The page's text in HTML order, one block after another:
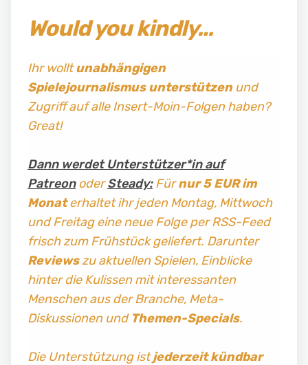
Would you kindly…
Ihr wolltunabhängigen
Spielejournalismus unterstützenund
Zugriff auf alle Insert-Moin-Folgen haben?
Great!
Dann werdet Unterstützer*in auf
PatreonoderSteady:Fürnur 5 EUR im
Monaterhaltet ihr jeden Montag, Mittwoch
und Freitag eine neue Folge per RSS-Feed
frisch zum Frühstück geliefert. Darunter
Reviewszu aktuellen Spielen, Einblicke
hinter die Kulissen mit interessanten
Menschen aus der Branche, Meta-
Diskussionen und Themen-Specials.
Die Unterstützung istjederzeit kündbar